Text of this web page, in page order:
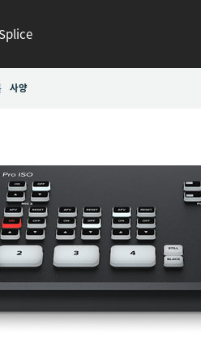
Splice
사양